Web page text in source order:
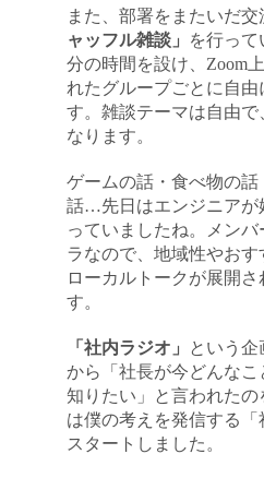
また、部署をまたいだ
ャッフル雑談」 を行って
分の時間を設け、Zoom
れたグループごとに自
す。雑談テーマは自由
なります。
ゲームの話・食べ物の
話…先日はエンジニアが
っていましたね。メン
ラなので、地域性やお
ローカルトークが展開さ
す。
「社内ラジオ」 という
から「社長が今どんな
知りたい」と言われた
は僕の考えを発信する
スタートしました。